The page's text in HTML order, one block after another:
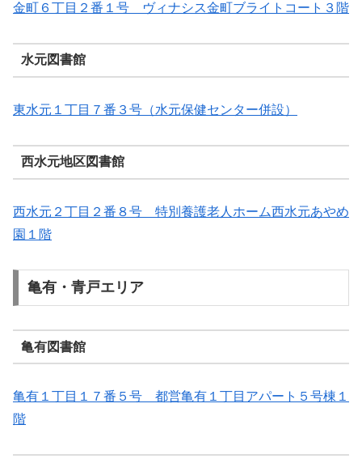
金町６丁目２番１号 ヴィナシス金町ブライトコート３階
水元図書館
東水元１丁目７番３号（水元保健センター併設）
西水元地区図書館
西水元２丁目２番８号 特別養護老人ホーム西水元あやめ
園１階
亀有・青戸エリア
亀有図書館
亀有１丁目１７番５号 都営亀有１丁目アパート５号棟１
階